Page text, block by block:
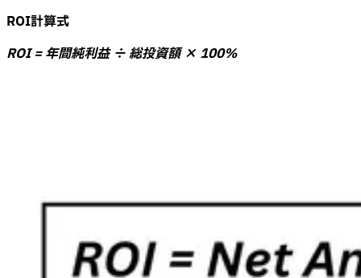
ROI計算式
ROI = 年間純利益 ÷ 総投資額 × 100%